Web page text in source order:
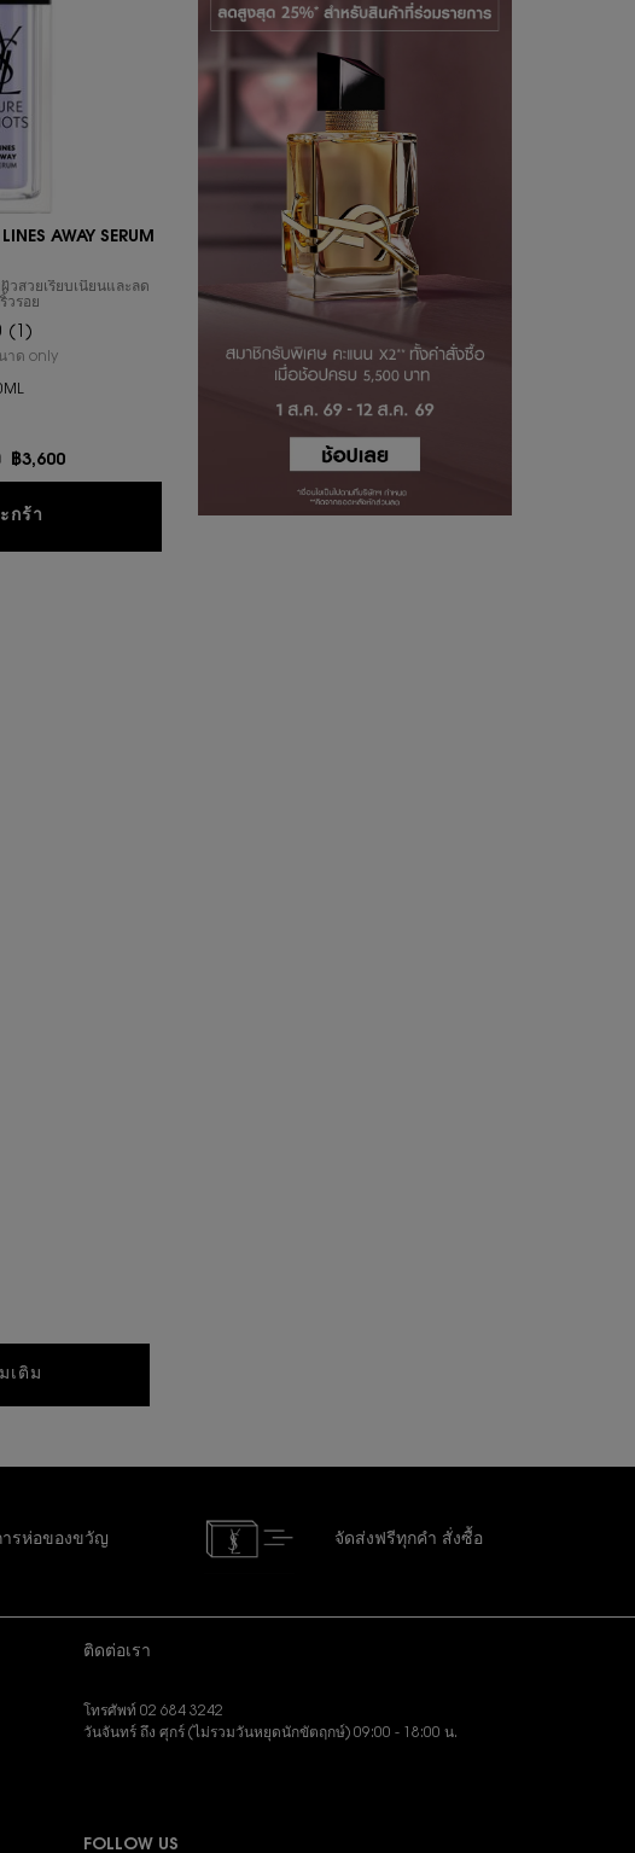
AWAY SERUM
วสวยเรียบเนียนและลด
วรอย
(1)
าด onlyfor เซรั่ม PURE SHOTS LINES AWAY SERUM
ราคาใหม่
฿3,600
กร้า เซรั่ม PURE SHOTS LINES AWAY SERUM
IN-LOTION
เติม
ารห่อของขวัญ จัดส่งฟรีทุกคำ สั่งซื้อ
ติดต่อเรา
โทรศัพท์ 02 684 3242
วันจันทร์ ถึง ศุกร์ (ไม่รวมวันหยุดนักขัตฤกษ์) 09:00 - 18:00 น.
FOLLOW US